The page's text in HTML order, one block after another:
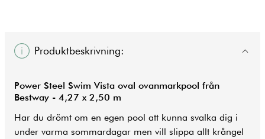
Produktbeskrivning:
Power Steel Swim Vista oval ovanmarkpool från
Bestway - 4,27 x 2,50 m
Har du drömt om en egen pool att kunna svalka dig i
under varma sommardagar men vill slippa allt krångel